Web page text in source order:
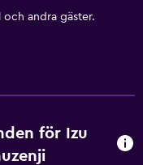
andra gäster.
för Izu